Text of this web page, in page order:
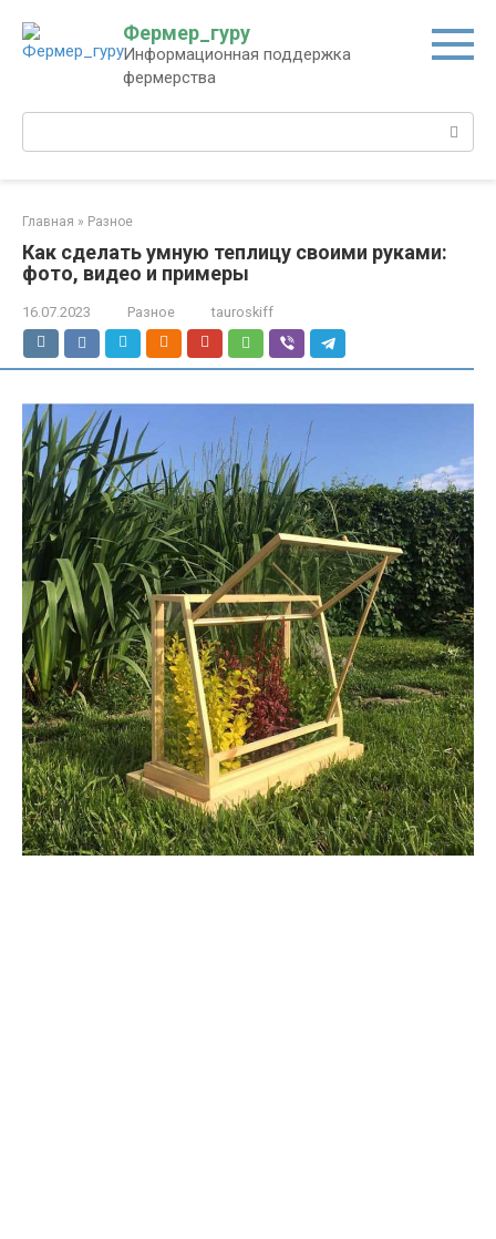
контенту
Фермер_гуру
Информационная поддержка
фермерства
Поиск:
Главная » Разное
Как сделать умную теплицу своими руками:
фото, видео и примеры
16.07.2023 Разное tauroskiff